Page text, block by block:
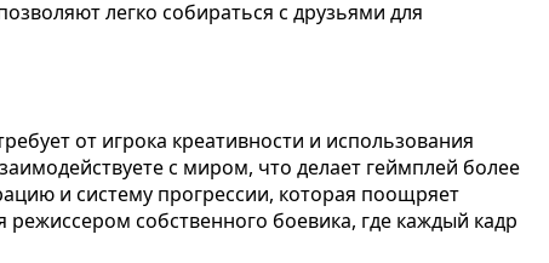
легко собираться с друзьями для
от игрока креативности и использования
с миром, что делает геймплей более
и систему прогрессии, которая поощряет
режиссером собственного боевика, где каждый кадр